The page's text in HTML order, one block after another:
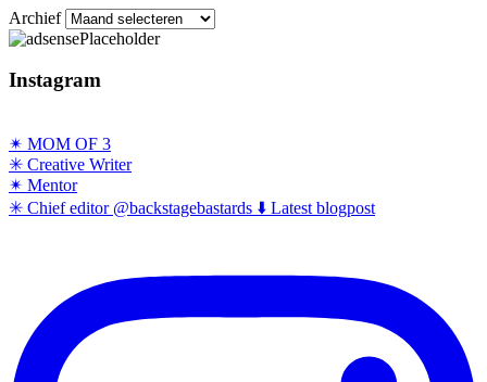
Archief
Instagram
✴ MOM OF 3
✳ Creative Writer
✴ Mentor
✳ Chief editor @backstagebastards ⬇️ Latest blogpost